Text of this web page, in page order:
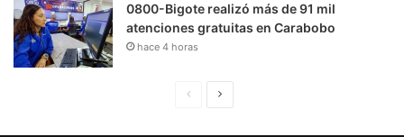
0800-Bigote realizó más de 91 mil
atenciones gratuitas en Carabobo
hace 4 horas